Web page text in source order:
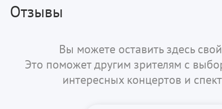
Отзывы
Вы можете оставить здесь
Это поможет другим зрителям с
интересных концертов и